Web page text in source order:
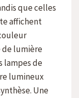
que celles
affichent
de lumière
lampes de
lumineux
Une